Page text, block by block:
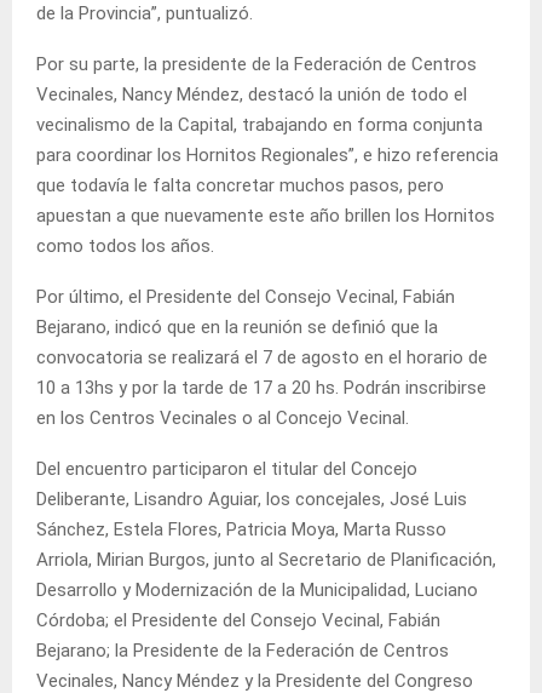
de la Provincia”, puntualizó.
Por su parte, la presidente de la Federación de Centros
Vecinales, Nancy Méndez, destacó la unión de todo el
vecinalismo de la Capital, trabajando en forma conjunta
para coordinar los Hornitos Regionales”, e hizo referencia
que todavía le falta concretar muchos pasos, pero
apuestan a que nuevamente este año brillen los Hornitos
como todos los años.
Por último, el Presidente del Consejo Vecinal, Fabián
Bejarano, indicó que en la reunión se definió que la
convocatoria se realizará el 7 de agosto en el horario de
10 a 13hs y por la tarde de 17 a 20 hs. Podrán inscribirse
en los Centros Vecinales o al Concejo Vecinal.
Del encuentro participaron el titular del Concejo
Deliberante, Lisandro Aguiar, los concejales, José Luis
Sánchez, Estela Flores, Patricia Moya, Marta Russo
Arriola, Mirian Burgos, junto al Secretario de Planificación,
Desarrollo y Modernización de la Municipalidad, Luciano
Córdoba; el Presidente del Consejo Vecinal, Fabián
Bejarano; la Presidente de la Federación de Centros
Vecinales, Nancy Méndez y la Presidente del Congreso